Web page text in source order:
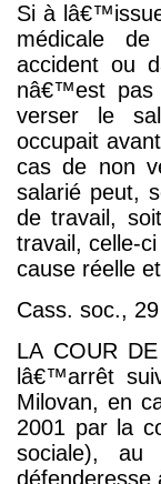
Si à
médicale
accident ou
nâ€™est pas
verser le
occupait
cas de non
salarié peut,
de travail,
travail, celle-
cause réelle
Cass. soc.,
LA COUR
lâ€™arrêt
Milovan, en
2001 par la
sociale), au
défenderesse